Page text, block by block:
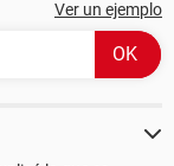
Ver un ejemplo